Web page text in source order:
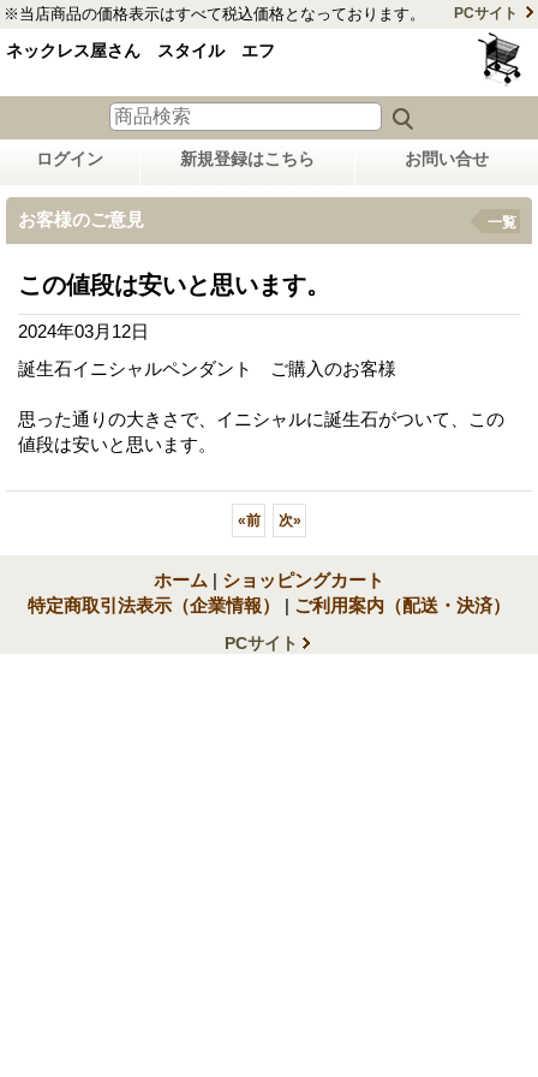
※当店商品の価格表示はすべて税込価格となっております。 PCサイト
ネックレス屋さん スタイル エフ
ログイン 新規登録はこちら お問い合せ
お客様のご意見 一覧
この値段は安いと思います。
2024年03月12日
誕生石イニシャルペンダント ご購入のお客様
思った通りの大きさで、イニシャルに誕生石がついて、この
値段は安いと思います。
«前 次»
ホーム | ショッピングカート
特定商取引法表示（企業情報）
| ご利用案内（配送・決済）
PCサイト